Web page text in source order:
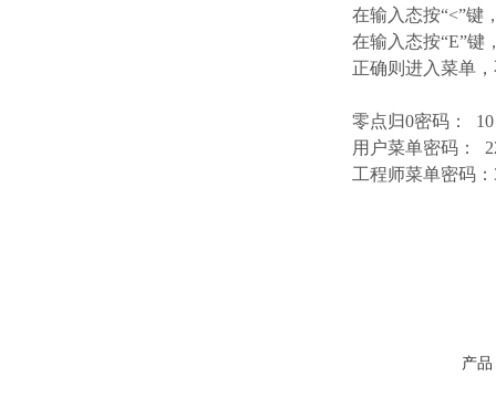
在输入态按“<”键
在输入态按“E”键
正确则进入菜单
零点归0密码： 10
用户菜单密码：
工程师菜单密码：
产品